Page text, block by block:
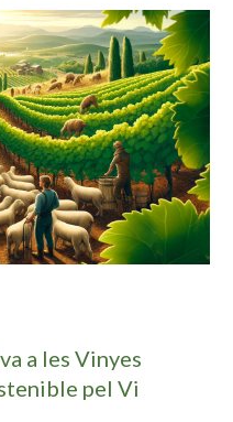
a les Vinyes
pel Vi